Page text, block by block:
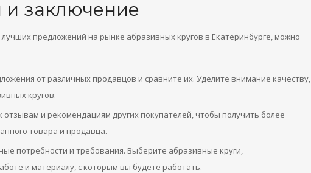
заключение
предложений на рынке абразивных кругов в Екатеринбурге, можно
от различных продавцов и сравните их. Уделите внимание качеству,
кругов.
отзывам и рекомендациям других покупателей, чтобы получить более
товара и продавца.
потребности и требования. Выберите абразивные круги,
и материалу, с которым вы будете работать.